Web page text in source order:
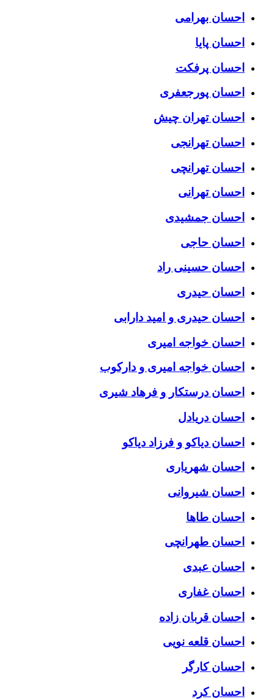
احسان بهرامی
احسان پایا
احسان پرفکت
احسان پورجعفری
احسان تهران چیش
احسان تهرانجی
احسان تهرانچی
احسان تهرانی
احسان جمشیدی
احسان حاجی
احسان حسینی راد
احسان حیدری
احسان حیدری و امید دارابی
احسان خواجه امیری
احسان خواجه امیری و دارکوب
احسان درستكار و فرهاد شيرى
احسان دریادل
احسان دیاکو و فرزاد دیاکو
احسان شهریاری
احسان شیروانی
احسان طاها
احسان طهرانچی
احسان عبدی
احسان غفاری
احسان قربان زاده
احسان قلعه نویی
احسان کارگر
احسان کرد